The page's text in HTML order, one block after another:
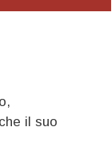
il suo